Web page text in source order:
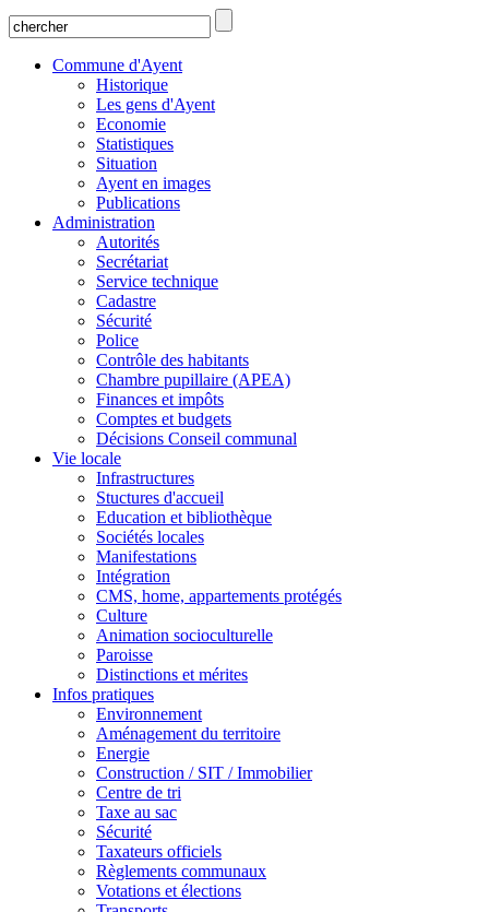
Commune d'Ayent
Historique
Les gens d'Ayent
Economie
Statistiques
Situation
Ayent en images
Publications
Administration
Autorités
Secrétariat
Service technique
Cadastre
Sécurité
Police
Contrôle des habitants
Chambre pupillaire (APEA)
Finances et impôts
Comptes et budgets
Décisions Conseil communal
Vie locale
Infrastructures
Stuctures d'accueil
Education et bibliothèque
Sociétés locales
Manifestations
Intégration
CMS, home, appartements protégés
Culture
Animation socioculturelle
Paroisse
Distinctions et mérites
Infos pratiques
Environnement
Aménagement du territoire
Energie
Construction / SIT / Immobilier
Centre de tri
Taxe au sac
Sécurité
Taxateurs officiels
Règlements communaux
Votations et élections